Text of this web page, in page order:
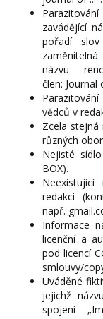
zavádějící
pořadí
názvu
člen: Journal
vědců v
Zcela stejná
různých
Nejisté
BOX).
redakci
např.
Informace
licenční a
pod licencí
smlouvy/
Uváděné
jejichž
spojení